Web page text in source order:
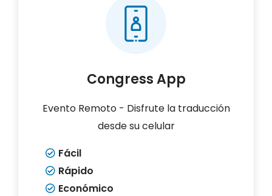
Congress App
Evento Remoto - Disfrute la traducción
desde su celular
Fácil
Rápido
Económico